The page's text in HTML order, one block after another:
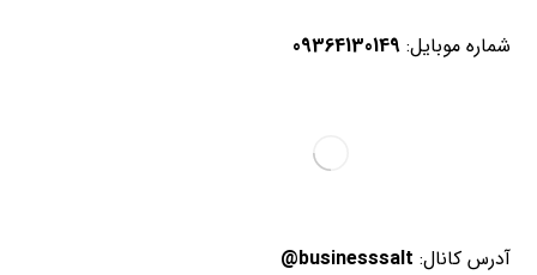
شماره موبایل:09364130149
آدرس کانال: businesssalt@